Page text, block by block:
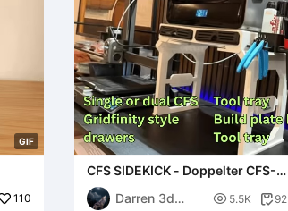
GIF
110
CFS SIDEKICK - Doppelter CFS-
Ausrollständer
Darren 3d
 5.5K 92